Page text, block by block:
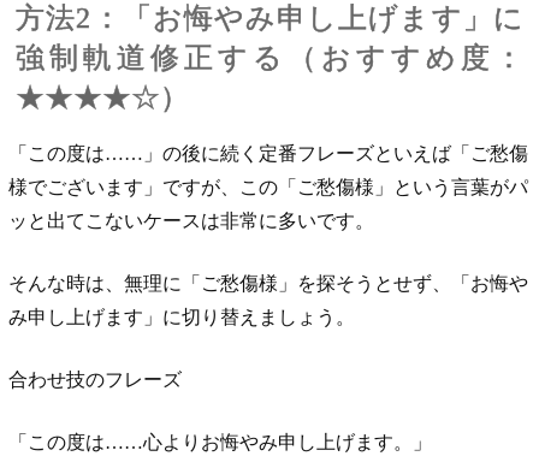
方法2：「お悔やみ申し上げます」に
強制軌道修正する（おすすめ度：
★★★★☆）
「この度は……」の後に続く定番フレーズといえば「ご愁傷
様でございます」ですが、この「ご愁傷様」という言葉がパ
ッと出てこないケースは非常に多いです。
そんな時は、無理に「ご愁傷様」を探そうとせず、「お悔や
み申し上げます」に切り替えましょう。
合わせ技のフレーズ
「この度は……心よりお悔やみ申し上げます。」